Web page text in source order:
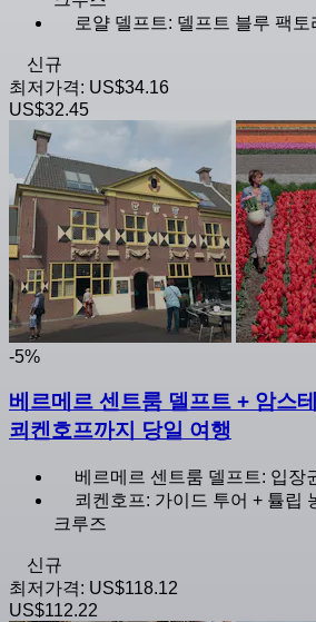
로얄 델프트: 델프트 블루 팩
신규
최저가격: US$34.16
US$32.45
-5%
베르메르 센트룸 델프트 + 암스
쾨켄호프까지 당일 여행
베르메르 센트룸 델프트: 입장
쾨켄호프: 가이드 투어 + 튤립
크루즈
신규
최저가격: US$118.12
US$112.22